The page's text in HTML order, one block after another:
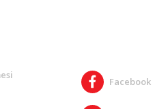
Facebook